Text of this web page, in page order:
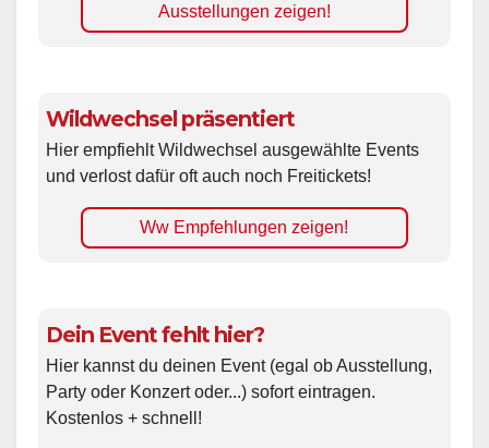
Ausstellungen zeigen!
Wildwechsel präsentiert
Hier empfiehlt Wildwechsel ausgewählte Events
und verlost dafür oft auch noch Freitickets!
Ww Empfehlungen zeigen!
Dein Event fehlt hier?
Hier kannst du deinen Event (egal ob Ausstellung,
Party oder Konzert oder...) sofort eintragen.
Kostenlos + schnell!